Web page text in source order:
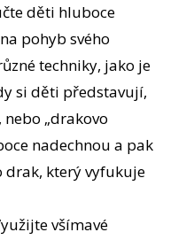
děti hluboce
pohyb svého
techniky, jako je
si děti představují,
„drakovo
nadechnou a pak
který vyfukuje
všímavé